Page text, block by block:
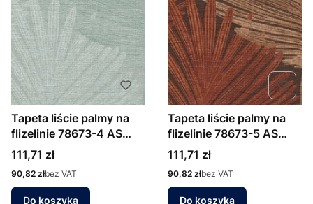
Tapeta liście palmy na
flizelinie 78673-4 AS
Creation zielono
seledynowa
Cena
111,71 zł
Cena
90,82 złbez VAT
Do koszyka
Tapeta liście palmy na
flizelinie 78673-5 AS
Creation brązowo
miedziany
Cena
111,71 zł
Cena
90,82 złbez VAT
Do koszyka